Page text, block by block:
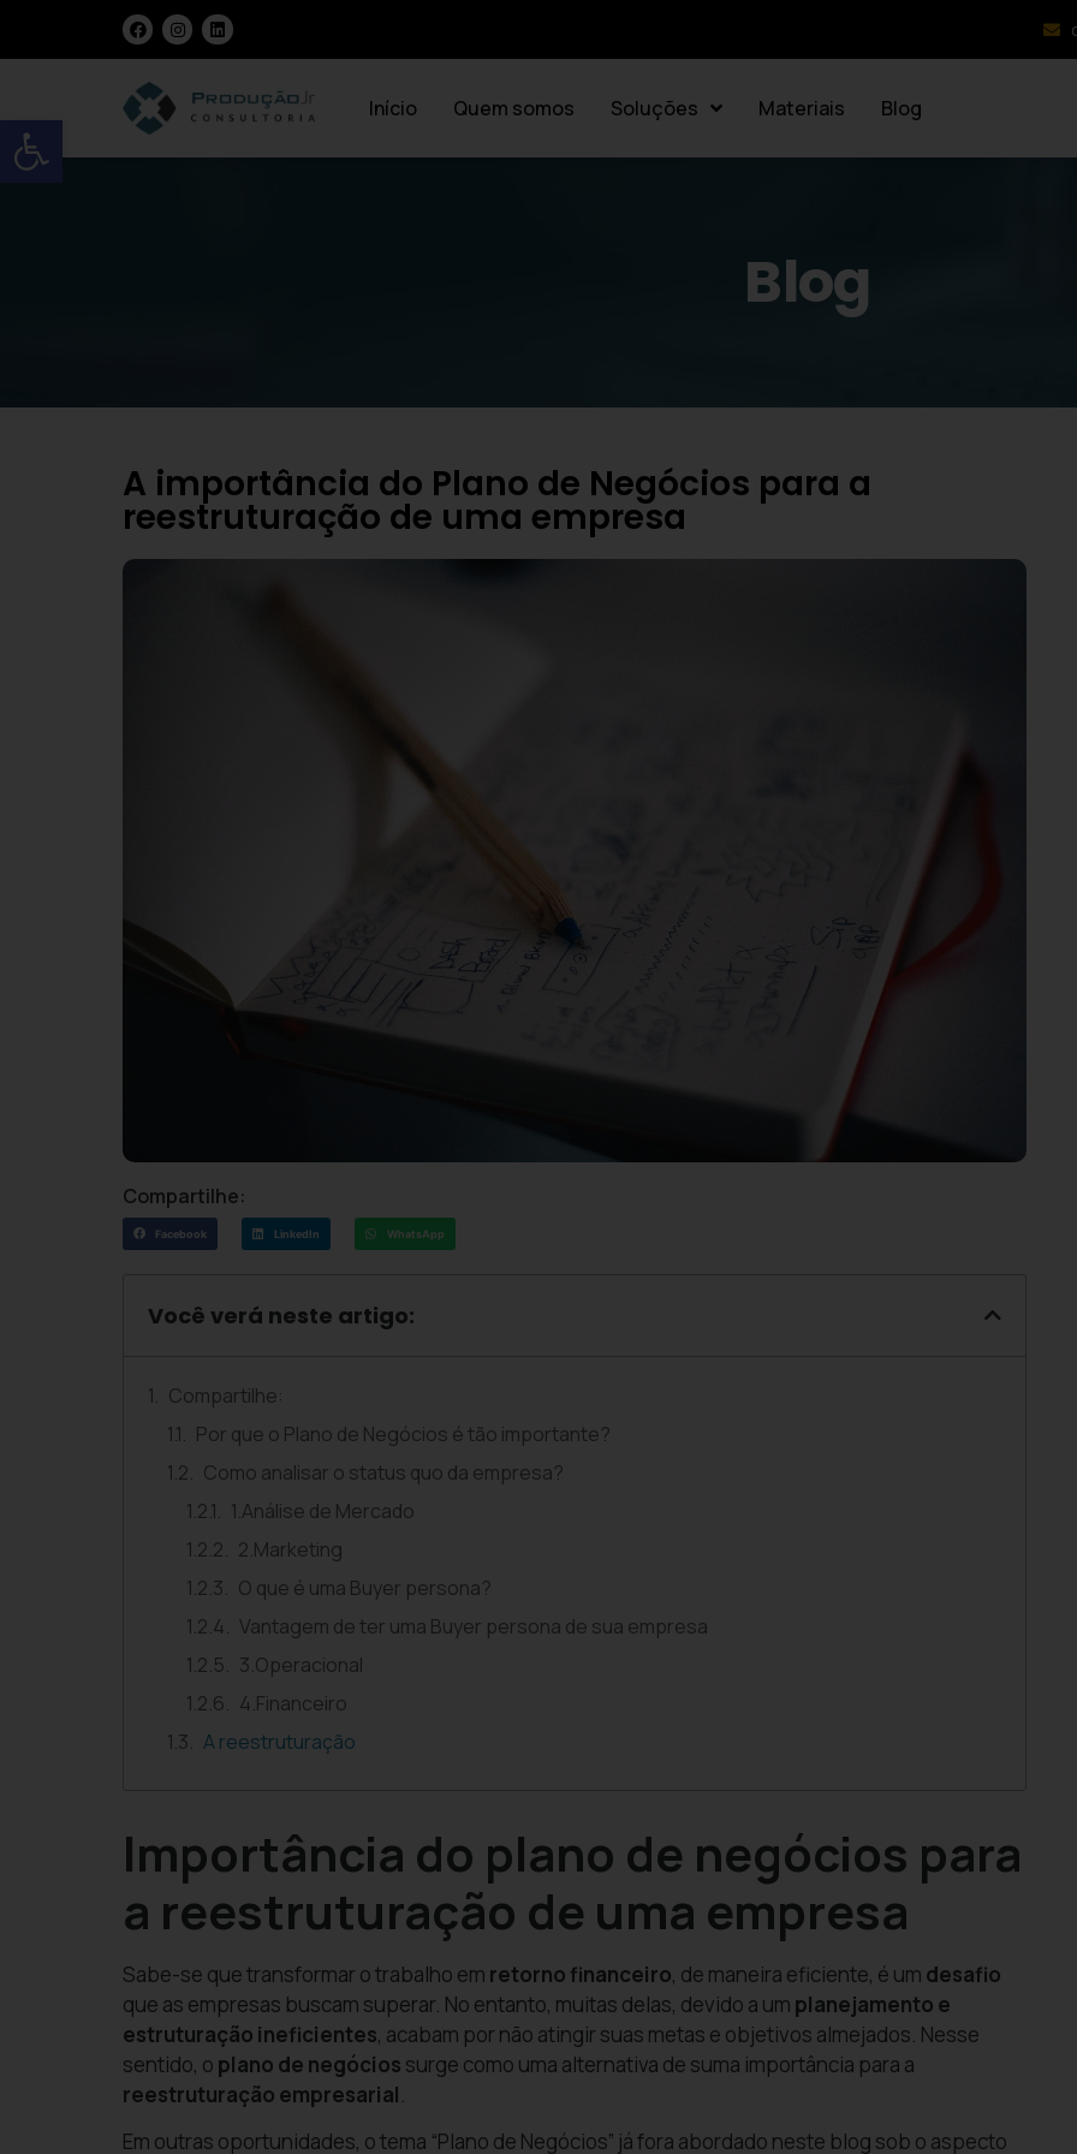
Open toolbar Início Quem somos Soluções Materiais Blog
Blog
A importância do Plano de Negócios para a
reestruturação de uma empresa
Compartilhe:
Facebook LinkedIn WhatsApp
Você verá neste artigo:
Compartilhe:
Por que o Plano de Negócios é tão importante?
Como analisar o status quo da empresa?
1.Análise de Mercado
2.Marketing
O que é uma Buyer persona?
Vantagem de ter uma Buyer persona de sua empresa
3.Operacional
4.Financeiro
A reestruturação
Importância do plano de negócios para
a reestruturação de uma empresa
Sabe-se que transformar o trabalho em retorno financeiro, de maneira eficiente, é um desafio
que as empresas buscam superar. No entanto, muitas delas, devido a um planejamento e
estruturação ineficientes, acabam por não atingir suas metas e objetivos almejados. Nesse
sentido, o plano de negócios surge como uma alternativa de suma importância para a
reestruturação empresarial.
Em outras oportunidades, o tema “Plano de Negócios” já fora abordado neste blog sob o aspecto